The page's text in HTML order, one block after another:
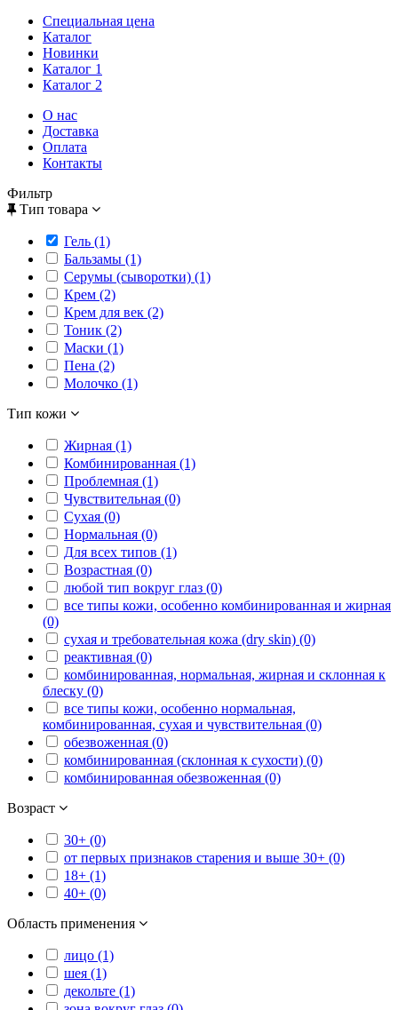
Специальная цена
Каталог
Новинки
Каталог 1
Каталог 2
О нас
Доставка
Оплата
Контакты
Фильтр
Тип товара
Гель (1)
Бальзамы (1)
Серумы (сыворотки) (1)
Крем (2)
Крем для век (2)
Тоник (2)
Маски (1)
Пена (2)
Молочко (1)
Тип кожи
Жирная (1)
Комбинированная (1)
Проблемная (1)
Чувствительная (0)
Сухая (0)
Нормальная (0)
Для всех типов (1)
Возрастная (0)
любой тип вокруг глаз (0)
все типы кожи, особенно комбинированная и жирная
(0)
сухая и требовательная кожа (dry skin) (0)
реактивная (0)
комбинированная, нормальная, жирная и склонная к
блеску (0)
все типы кожи, особенно нормальная,
комбинированная, сухая и чувствительная (0)
обезвоженная (0)
комбинированная (склонная к сухости) (0)
комбинированная обезвоженная (0)
Возраст
30+ (0)
от первых признаков старения и выше 30+ (0)
18+ (1)
40+ (0)
Область применения
лицо (1)
шея (1)
декольте (1)